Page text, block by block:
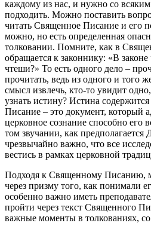
каждому из нас, и нужно со
подходить. Можно поставить
читать Священное Писание и его
можно, но есть определенная
толковании. Помните, как в
обращается к законнику: «В
чтеши?» То есть одного дело –
прочитать, ведь из одного и того
смысл извлечь, кто-то увидит
узнать истину? Истина
Писание – это документ, который
церковное сознание способно его
том звучании, как
чрезвычайно важно, что все
вестись в рамках церковной
Подходя к Священному Писанию,
через призму того, как понимали
особенно важно иметь
пройти через текст Священного
важные моменты в толкованиях,